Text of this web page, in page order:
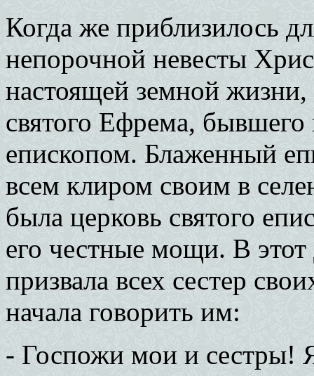
Когда же приблизилось
непорочной невесты
настоящей земной жизни,
святого Ефрема, бывшего
епископом. Блаженный
всем клиром своим в
была церковь святого
его честные мощи. В
призвала всех сестер
начала говорить им:
- Госпожи мои и сестры!